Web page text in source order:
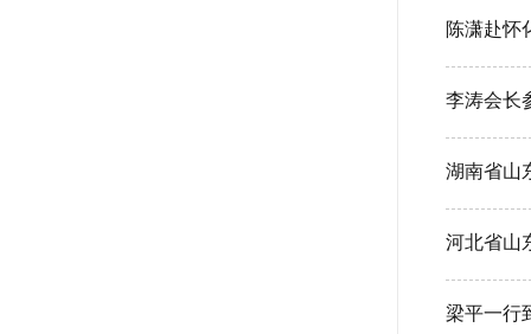
陈潇赴怀
李涛会长
湖南省山
河北省山
梁平一行